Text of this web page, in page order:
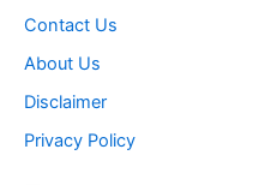
Contact Us
About Us
Disclaimer
Privacy Policy